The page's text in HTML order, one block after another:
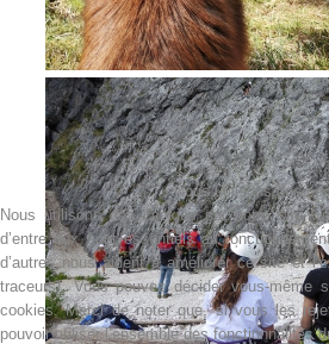
Contakt
NEWS
Nous utilisons des
Nous utilisons des cookies sur notre site
d’entre eux sont essentiels au
d’autres nous aident à améliorer ce site et
traceurs). Vous pouvez décider vous-même
cookies. Merci de noter que, si vous les
pouvoir utiliser l’ensemble des fonctionnalités